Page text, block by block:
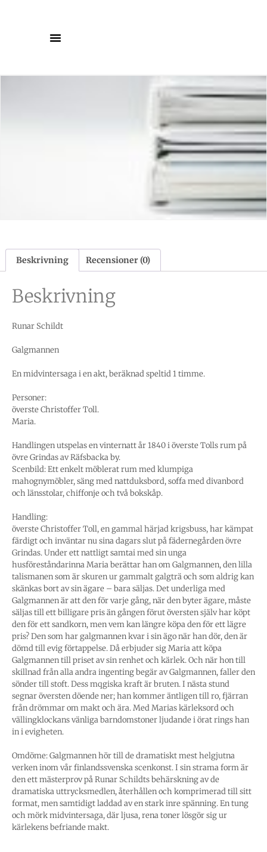
Beskrivning Recensioner (0)
Beskrivning
Runar Schildt
Galgmannen
En midvintersaga i en akt, beräknad speltid 1 timme.
Personer:
överste Christoffer Toll.
Maria.
Handlingen utspelas en vinternatt år 1840 i överste Tolls rum på
övre Grindas av Räfsbacka by.
Scenbild: Ett enkelt möblerat rum med klumpiga
mahognymöbler, säng med nattduksbord, soffa med divanbord
och länsstolar, chiffonje och två bokskåp.
Handling:
överste Christoffer Toll, en gammal härjad krigsbuss, har kämpat
färdigt och inväntar nu sina dagars slut på fädernegården övre
Grindas. Under ett nattligt samtai med sin unga
husföreståndarinna Maria berättar han om Galgmannen, den lilla
talismanen som är skuren ur gammalt galgträ och som aldrig kan
skänkas bort av sin ägare – bara säljas. Det underliga med
Galgmannen är att den för varje gång, när den byter ägare, måste
säljas till ett billigare pris än gången förut översten själv har köpt
den för ett sandkorn, men vem kan längre köpa den för ett lägre
pris? Den som har galgmannen kvar i sin ägo när han dör, den är
dömd till evig förtappelse. Då erbjuder sig Maria att köpa
Galgmannen till priset av sin renhet och kärlek. Och när hon till
skillnad från alla andra ingenting begär av Galgmannen, faller den
sönder till stoft. Dess mqgiska kraft är bruten. I nästa stund
segnar översten döende ner; han kommer äntligen till ro, fjärran
från drömmar om makt och ära. Med Marias kärleksord och
vällingklockans vänliga barndomstoner ljudande i örat rings han
in i evigheten.
Omdöme: Galgmannen hör till de dramatiskt mest helgjutna
verken inom vår finlandssvenska scenkonst. I sin strama form är
den ett mästerprov på Runar Schildts behärskning av de
dramatiska uttrycksmedlen, återhållen och komprimerad till sitt
format, men samtidigt laddad av en stark inre spänning. En tung
och mörk midvintersaga, där ljusa, rena toner lösgör sig ur
kärlekens befriande makt.